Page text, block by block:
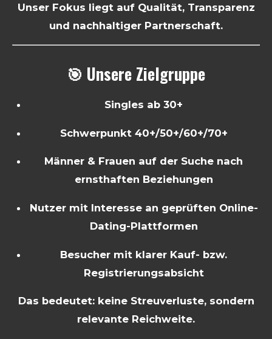
Unser Fokus liegt auf Qualität, Transparenz
und nachhaltiger Partnerschaft.
🎯 Unsere Zielgruppe
Singles ab 30+
Schwerpunkt 40+/50+/60+/70+
Männer & Frauen auf der Suche nach
ernsthaften Beziehungen
Nutzer mit Interesse an geprüften Online-
Dating-Plattformen
Besucher mit klarer Kauf- bzw.
Registrierungsabsicht
Das bedeutet: keine Streuverluste, sondern
relevante Reichweite.